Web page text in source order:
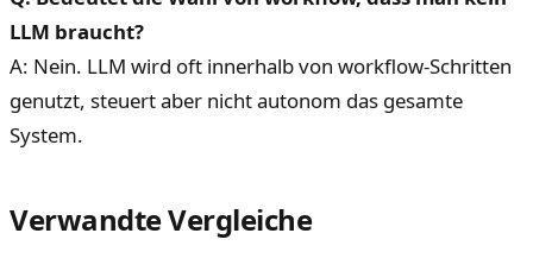
LLM braucht?
A: Nein. LLM wird oft innerhalb von workflow-Schritten
genutzt, steuert aber nicht autonom das gesamte
System.
Verwandte Vergleiche